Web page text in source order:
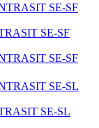
SE-SF
SE-SF
SE-SF
SE-SL
SE-SL